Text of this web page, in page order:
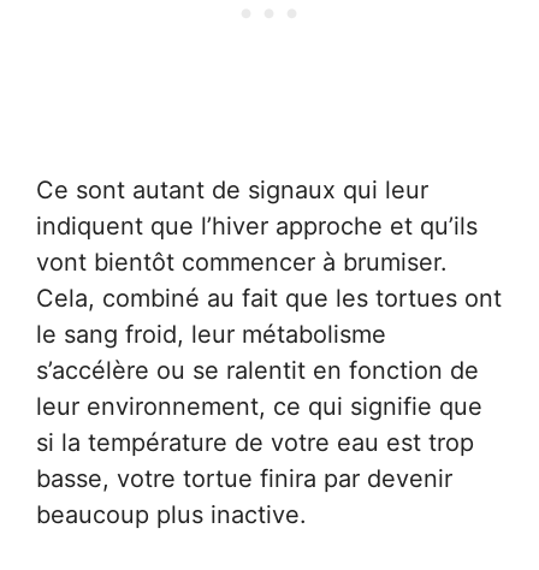
Ce sont autant de signaux qui leur
indiquent que l’hiver approche et qu’ils
vont bientôt commencer à brumiser.
Cela, combiné au fait que les tortues ont
le sang froid, leur métabolisme
s’accélère ou se ralentit en fonction de
leur environnement, ce qui signifie que
si la température de votre eau est trop
basse, votre tortue finira par devenir
beaucoup plus inactive.